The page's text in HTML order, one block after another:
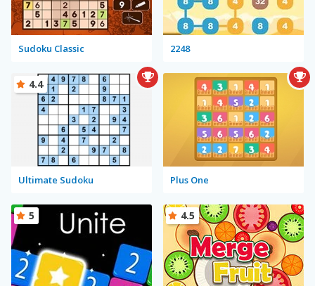
Sudoku Classic 2248
Ultimate Sudoku
4.4
Plus One
5 4.5